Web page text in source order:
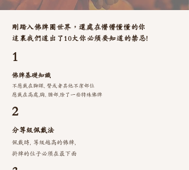
剛踏入佛牌圈世界，還處在懵懵懂懂的你
這裏我們道出了10大你必須要知道的禁忌!
1
佛牌基礎知識
不應戴在腳踝, 臀或者其他不潔部位
應戴在高處,胸, 腰部,除了一些特殊佛牌
2
分等級佩戴法
佩戴時, 等級越高的佛牌,
掛牌的位子必須在最下面